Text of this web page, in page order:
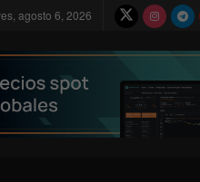
agosto 6, 2026